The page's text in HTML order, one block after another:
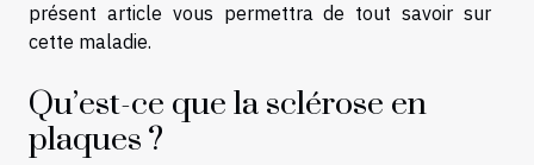
présent article vous permettra de tout savoir sur
cette maladie.
Qu’est-ce que la sclérose en
plaques ?